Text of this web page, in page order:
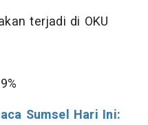
terjadi di OKU
Sumsel Hari Ini: